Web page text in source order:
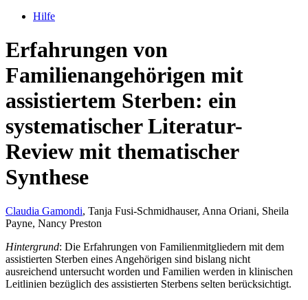
Hilfe
Erfahrungen von
Familienangehörigen mit
assistiertem Sterben: ein
systematischer Literatur-
Review mit thematischer
Synthese
Claudia Gamondi, Tanja Fusi-Schmidhauser, Anna Oriani, Sheila
Payne, Nancy Preston
Hintergrund: Die Erfahrungen von Familienmitgliedern mit dem
assistierten Sterben eines Angehörigen sind bislang nicht
ausreichend untersucht worden und Familien werden in klinischen
Leitlinien bezüglich des assistierten Sterbens selten berücksichtigt.